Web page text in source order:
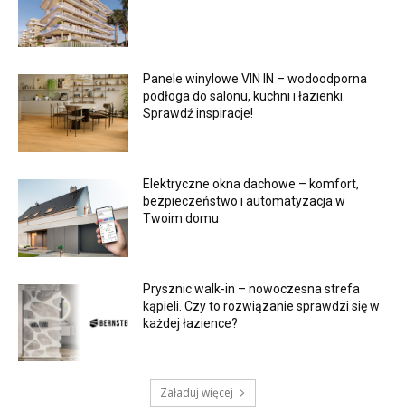
Panele winylowe VIN IN – wodoodporna
podłoga do salonu, kuchni i łazienki.
Sprawdź inspiracje!
Elektryczne okna dachowe – komfort,
bezpieczeństwo i automatyzacja w
Twoim domu
Prysznic walk-in – nowoczesna strefa
kąpieli. Czy to rozwiązanie sprawdzi się w
każdej łazience?
Załaduj więcej